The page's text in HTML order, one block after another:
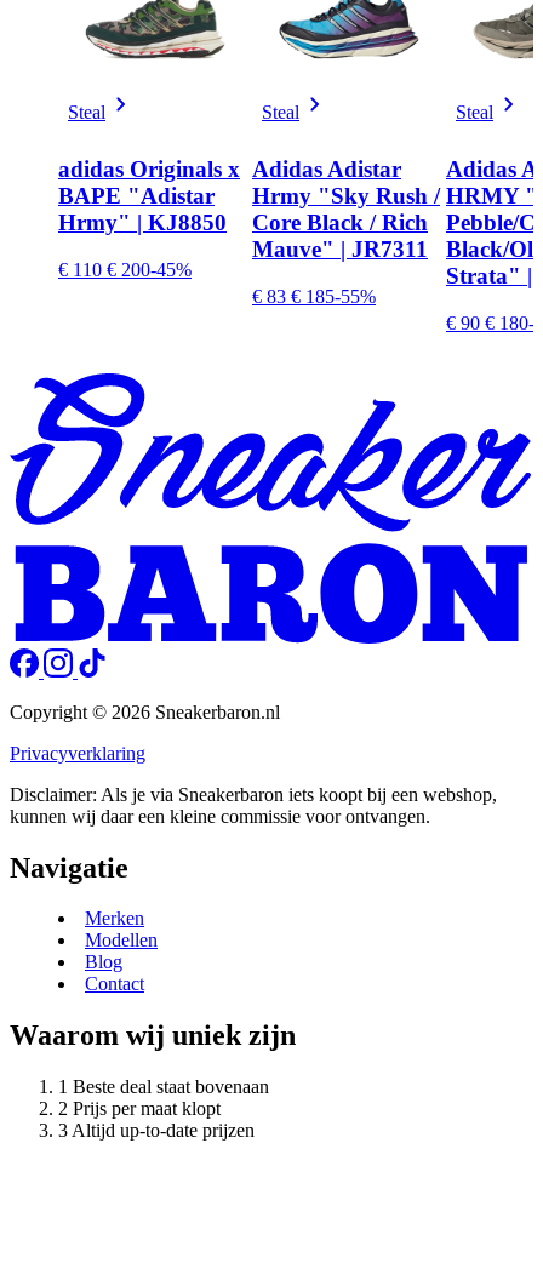
Steal
adidas Originals x
BAPE "Adistar
Hrmy" | KJ8850
€ 110 € 200-45%
Steal
Adidas Adistar
Hrmy "Sky Rush /
Core Black / Rich
Mauve" | JR7311
€ 83 € 185-55%
Steal
Adidas
HRMY
Pebble/
Black/
Strata" |
€ 90 € 180-
Copyright © 2026 Sneakerbaron.nl
Privacyverklaring
Disclaimer: Als je via Sneakerbaron iets koopt bij een webshop,
kunnen wij daar een kleine commissie voor ontvangen.
Navigatie
Merken
Modellen
Blog
Contact
Waarom wij uniek zijn
Beste deal staat bovenaan
Prijs per maat klopt
Altijd up-to-date prijzen